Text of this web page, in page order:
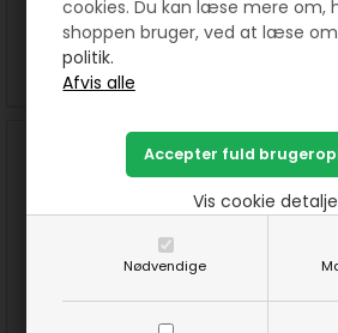
cookies. Du kan læse mere om,
shoppen bruger, ved at læse
politik.
Nødvendige
Vis cookie
50,00DKK
SE MERE